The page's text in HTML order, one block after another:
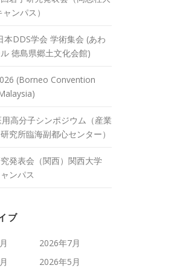
ンパス）
本DDS学会 学術集会 (あわ
徳島県郷土文化会館)
(Borneo Convention
高分子シンポジウム（産業
究所臨海副都心センター）
発表会（関西）関西大学
ンパス
ブ
2026年7月
2026年5月